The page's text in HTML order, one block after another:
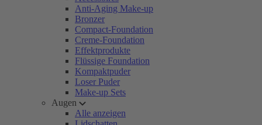
Anti-Aging Make-up
Bronzer
Compact-Foundation
Creme-Foundation
Effektprodukte
Flüssige Foundation
Kompaktpuder
Loser Puder
Make-up Sets
Augen
Alle anzeigen